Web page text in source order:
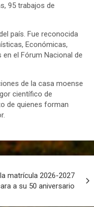
95 trabajos de
país. Fue reconocida
Económicas,
el Fórum Nacional de
de la casa moense
científico de
de quienes forman
matrícula 2026-2027
a su 50 aniversario